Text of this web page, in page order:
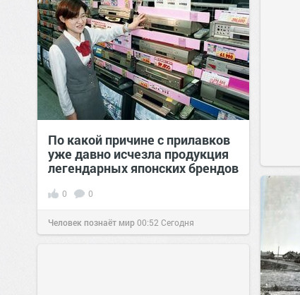
По какой причине с прилавков
уже давно исчезла продукция
легендарных японских брендов
0 0
Человек познаёт мир00:52 Сегодня